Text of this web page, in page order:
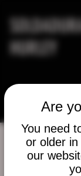
Are
You need
or older
our
HURLEY